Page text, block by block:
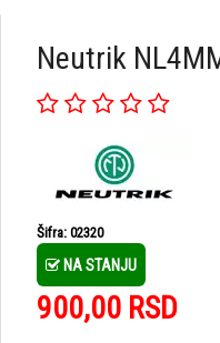
Neutrik
Šifra: 02320
NA STANJU
900,00 RSD